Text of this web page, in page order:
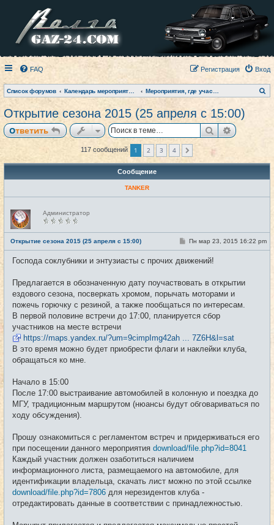
FAQ Вход
Регистрация
Список форумов
о
Открытие сезона 2015 (25 апреля с 15:00)
Ответить Поиск
117 сообщений 1 2 3 4
Сообщение
TANKER
Н
е
в
с
е
т
и
Администратор
Открытие сезона 2015 (25 апреля с 15:00) #1
С
б
н
Пн мар 23, 2015 16:22 pm
Господа соклубники и энтузиасты с прочих движений!
Предлагается в обозначенную дату поучаствовать в открытии
ездового сезона, посверкать хромом, порычать моторами и
пожечь горючку с резиной, а также пообщаться по интересам.
В первой половине встречи до 17:00, планируется сбор
участников на месте встречи
https://maps.yandex.ru/?um=9cimpImg42ah ... 7Z6H&l=sat
В это время можно будет приобрести флаги и наклейки клуба,
обращаться ко мне.
Начало в 15:00
После 17:00 выстраивание автомобилей в колонную и поездка до
МГУ, традиционным маршрутом (нюансы будут обговариваться по
ходу обсуждения).
Прошу ознакомиться с регламентом встреч и придерживаться его
при посещении данного мероприятия download/file.php?id=8041
Каждый участник должен озаботиться наличием
информационного листа, размещаемого на автомобиле, для
идентификации владельца, скачать лист можно по этой ссылке
download/file.php?id=7806 для нерезидентов клуба -
отредактировать данные в соответствии с принадлежностью.